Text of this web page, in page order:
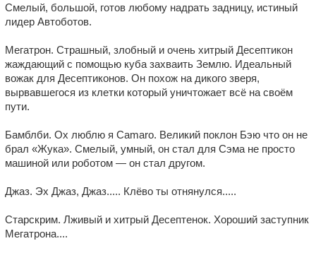
Смелый, большой, готов любому надрать задницу, истиный
лидер Автоботов.
Мегатрон. Страшный, злобный и очень хитрый Десептикон
жаждающий с помощью куба захваить Землю. Идеальный
вожак для Десептиконов. Он похож на дикого зверя,
вырвавшегося из клетки который уничтожает всё на своём
пути.
Бамблби. Ох люблю я Camaro. Великий поклон Бэю что он не
брал «Жука». Смелый, умный, он стал для Сэма не просто
машиной или роботом — он стал другом.
Джаз. Эх Джаз, Джаз..... Клёво ты отнянулся.....
Старскрим. Лживый и хитрый Десептенок. Хороший заступник
Мегатрона....